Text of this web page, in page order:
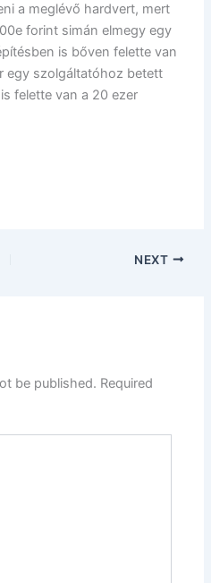
a meglévő hardvert, mert
forint simán elmegy egy
is bőven felette van
egy szolgáltatóhoz betett
felette van a 20 ezer
NEXT
be published. Required